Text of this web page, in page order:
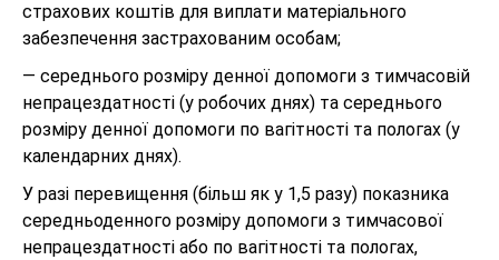
страхових коштів для виплати матеріального
забезпечення застрахованим особам;
— середнього розміру денної допомоги з тимчасовій
непрацездатності (у робочих днях) та середнього
розміру денної допомоги по вагітності та пологах (у
календарних днях).
У разі перевищення (більш як у 1,5 разу) показника
середньоденного розміру допомоги з тимчасової
непрацездатності або по вагітності та пологах,